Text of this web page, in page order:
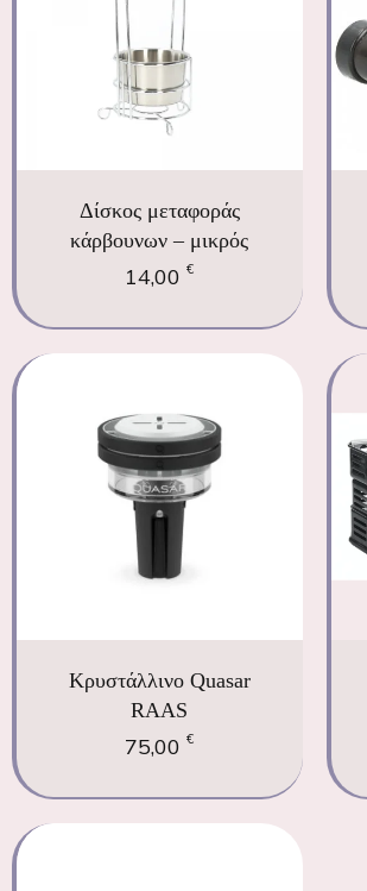
Δίσκος μεταφοράς
κάρβουνων – μικρός
14,00€
Κρυστάλλινο Quasar
RAAS
75,00€